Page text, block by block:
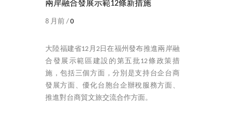
兩岸融合發展示範12條新措施
8 月前 /0
大陸福建省12月2日在福州發布推進兩岸融
合發展示範區建設的第五批12條政策措
施，包括三個方面，分別是支持台企台商
發展方面、優化台胞台企辦稅服務方面、
推進對台商貿文旅交流合作方面。